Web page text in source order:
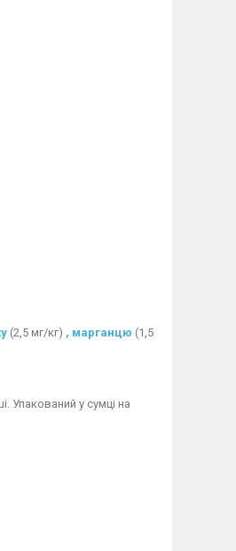
(2,5 мг/кг) , марганцю (1,5
Упакований у сумці на